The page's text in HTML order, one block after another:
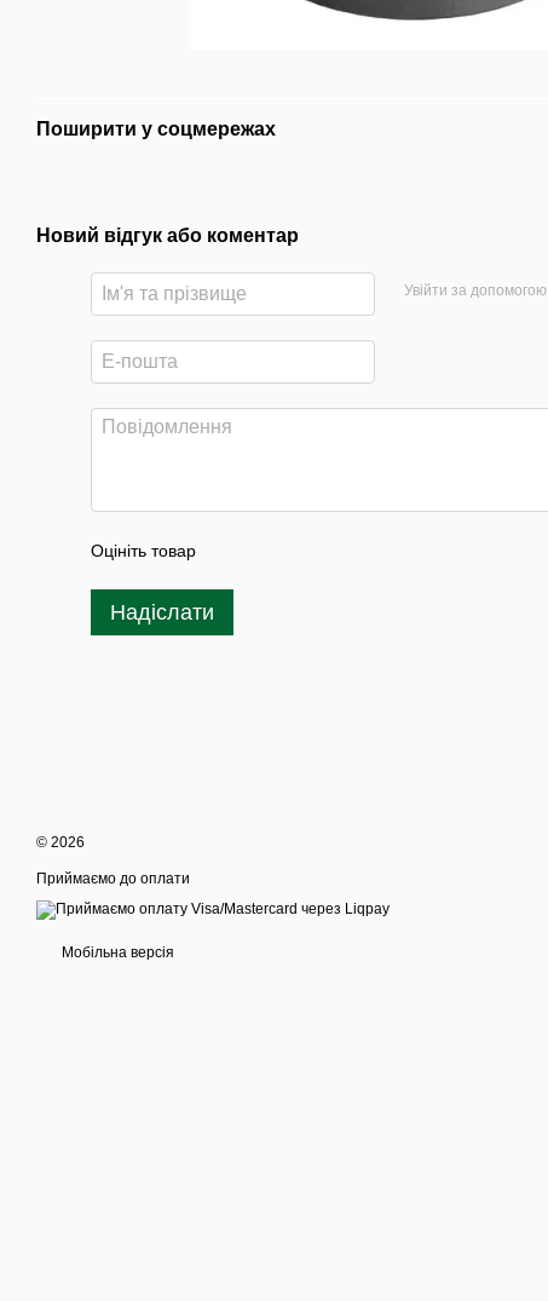
Поширити у соцмережах
Новий відгук або коментар
Увійти за допомогою
Оцініть товар
Надіслати
© 2026
Приймаємо до оплати
Мобільна версія